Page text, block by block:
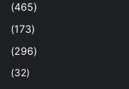
(465)
(173)
(296)
(32)